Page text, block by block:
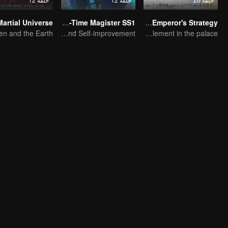
The Emperor's Strategy
Entanglement in the palace
Full-Time Magister SS1
The Way to Growth, Encouragement and Self-improvement
Universe